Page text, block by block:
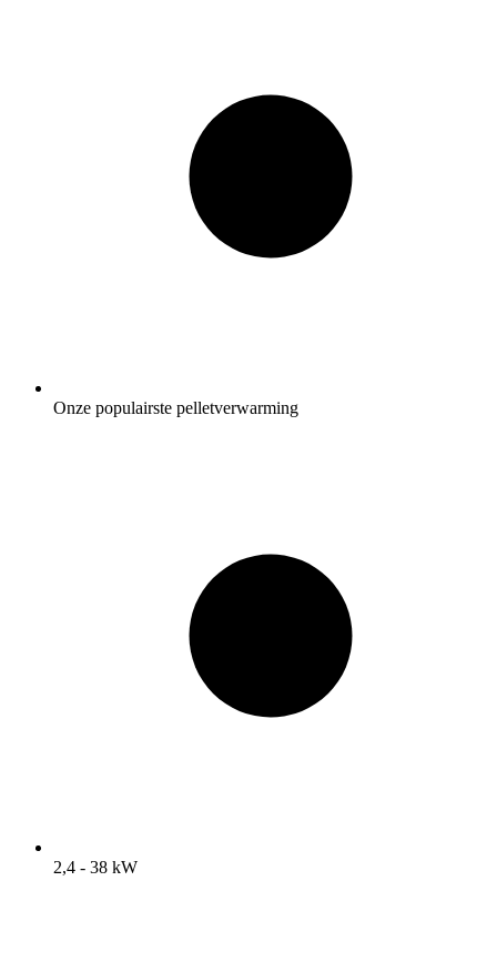
Onze populairste pelletverwarming
2,4 - 38 kW